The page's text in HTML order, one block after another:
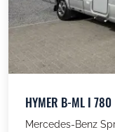
HYMER B-ML I 780
Mercedes-Benz